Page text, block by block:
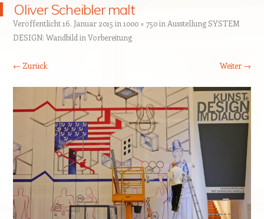
Oliver Scheibler malt
Veröffentlicht16. Januar 2015 in 1000 × 750in Ausstellung SYSTEM
DESIGN: Wandbild in Vorbereitung
← Zurück Weiter →